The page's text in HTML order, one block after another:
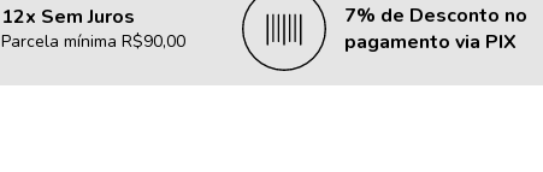
12x Sem Juros
Parcela mínima R$90,00
7% de Desconto no
pagamento via PIX